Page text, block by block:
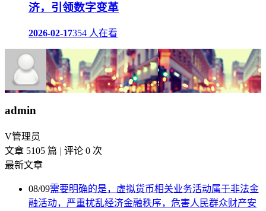
济，引领数字变革
2026-02-17354 人在看
admin
V管理员
文章 5105 篇 | 评论 0 次
最新文章
08/09需要明确的是，虚拟货币相关业务活动属于非法金
融活动，严重扰乱经济金融秩序，危害人民群众财产安